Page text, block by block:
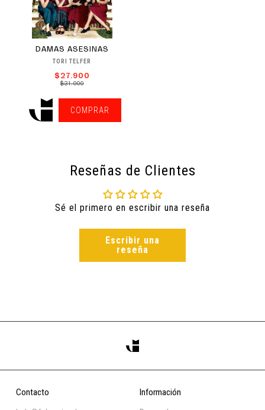
DAMAS ASESINAS
TORI TELFER
$27.900
$31.000
COMPRAR
Reseñas de Clientes
Sé el primero en escribir una reseña
Escribir una
reseña
Contacto
Información